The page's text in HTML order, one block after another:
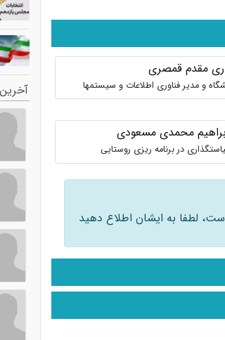
مقدم قمصری
و مدیر فناوری اطلاعات و سیستمها
محمدی مسعودی
در برنامه ریزی روستایی
لطفا به ایشان اطلاع دهید